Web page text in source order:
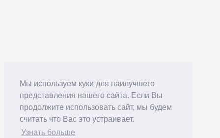
Мы используем куки для наилучшего
представления нашего сайта. Если Вы
продолжите использовать сайт, мы будем
считать что Вас это устраивает.
Узнать больше